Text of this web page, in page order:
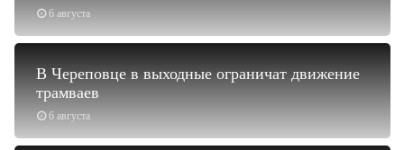
6 августа
6 августа
В Череповце в выходные ограничат движение
трамваев